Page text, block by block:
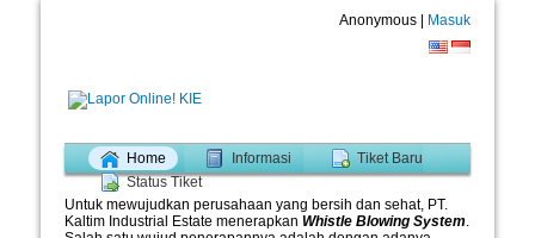
Anonymous | Masuk
Home Informasi
Tiket Baru
Status Tiket
Untuk mewujudkan perusahaan yang bersih dan sehat, PT.
Kaltim Industrial Estate menerapkan Whistle Blowing System.